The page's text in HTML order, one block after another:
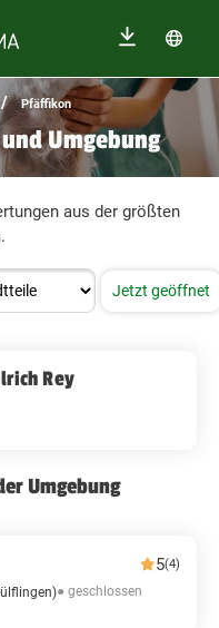
/ Pfäffikon
Umgebung
aus der größten
Jetzt geöffnet
Rey
Umgebung
5(4)
● geschlossen